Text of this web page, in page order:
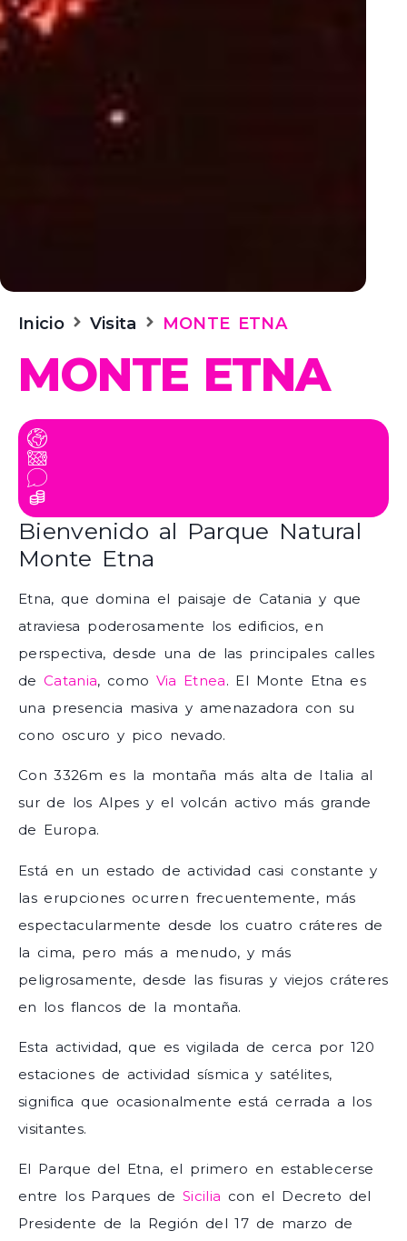
Inicio Visita MONTE ETNA
MONTE ETNA
Bienvenido al Parque Natural
Monte Etna
Etna, que domina el paisaje de Catania y que
atraviesa poderosamente los edificios, en
perspectiva, desde una de las principales calles
deCatania, como Via Etnea. El Monte Etna es
una presencia masiva y amenazadora con su
cono oscuro y pico nevado.
Con 3326m es la montaña más alta de Italia al
sur de los Alpes y el volcán activo más grande
de Europa.
Está en un estado de actividad casi constante y
las erupciones ocurren frecuentemente, más
espectacularmente desde los cuatro cráteres de
la cima, pero más a menudo, y más
peligrosamente, desde las fisuras y viejos cráteres
en los flancos de la montaña.
Esta actividad, que es vigilada de cerca por 120
estaciones de actividad sísmica y satélites,
significa que ocasionalmente está cerrada a los
visitantes.
El Parque del Etna, el primero en establecerse
entre los Parques deSicilia con el Decreto del
Presidente de la Región del 17 de marzo de